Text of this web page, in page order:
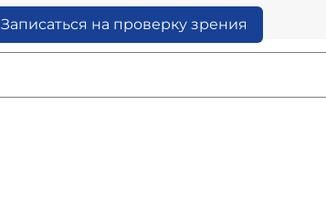
Записаться на проверку зрения